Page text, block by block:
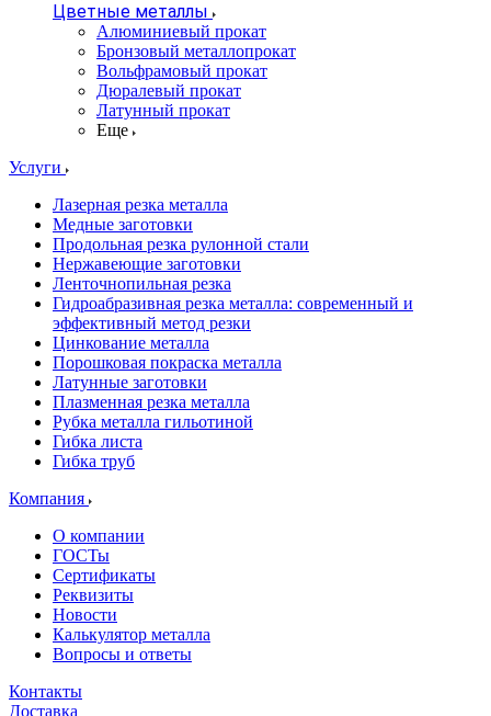
Цветные металлы
Алюминиевый прокат
Бронзовый металлопрокат
Вольфрамовый прокат
Дюралевый прокат
Латунный прокат
Еще
Услуги
Лазерная резка металла
Медные заготовки
Продольная резка рулонной стали
Нержавеющие заготовки
Ленточнопильная резка
Гидроабразивная резка металла: современный и
эффективный метод резки
Цинкование металла
Порошковая покраска металла
Латунные заготовки
Плазменная резка металла
Рубка металла гильотиной
Гибка листа
Гибка труб
Компания
О компании
ГОСТы
Сертификаты
Реквизиты
Новости
Калькулятор металла
Вопросы и ответы
Контакты
Доставка